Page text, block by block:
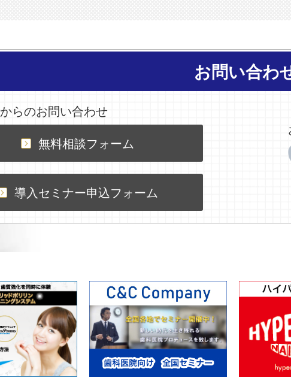
お問い合わ
らのお問い合わせ
無料相談フォーム
導入セミナー申込フォーム